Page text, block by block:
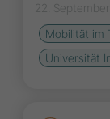
22. September
Mobilität im
Universität